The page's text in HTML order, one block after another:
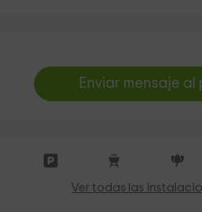
Enviar mensaje
Ver todas las